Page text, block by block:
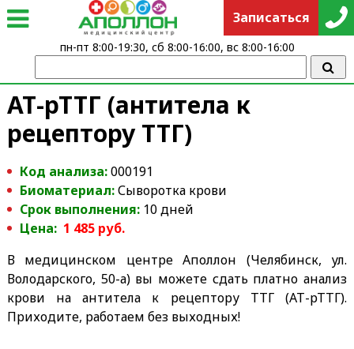
АТ-рТТГ (антитела к
рецептору ТТГ)
Код анализа:000191
Биоматериал:Сыворотка крови
Срок выполнения:10 дней
Цена: 1 485 руб.
В медицинском центре Аполлон (Челябинск, ул.
Володарского, 50-а) вы можете сдать платно анализ
крови на антитела к рецептору ТТГ (АТ-рТТГ).
Приходите, работаем без выходных!
Записаться
пн-пт 8:00-19:30, сб 8:00-16:00, вс 8:00-16:00